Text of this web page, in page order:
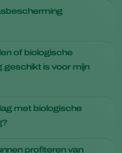
en betere marktprijzen voor
ook het gebruik van
en bevordert de
of biologische
is voor mijn
Overleg met onze
nuttige organismen geschikt
beoordelen.
met biologische
profiteren van